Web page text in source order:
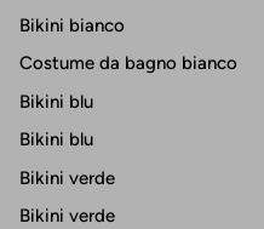
Bikini bianco
Costume da bagno bianco
Bikini blu
Bikini blu
Bikini verde
Bikini verde